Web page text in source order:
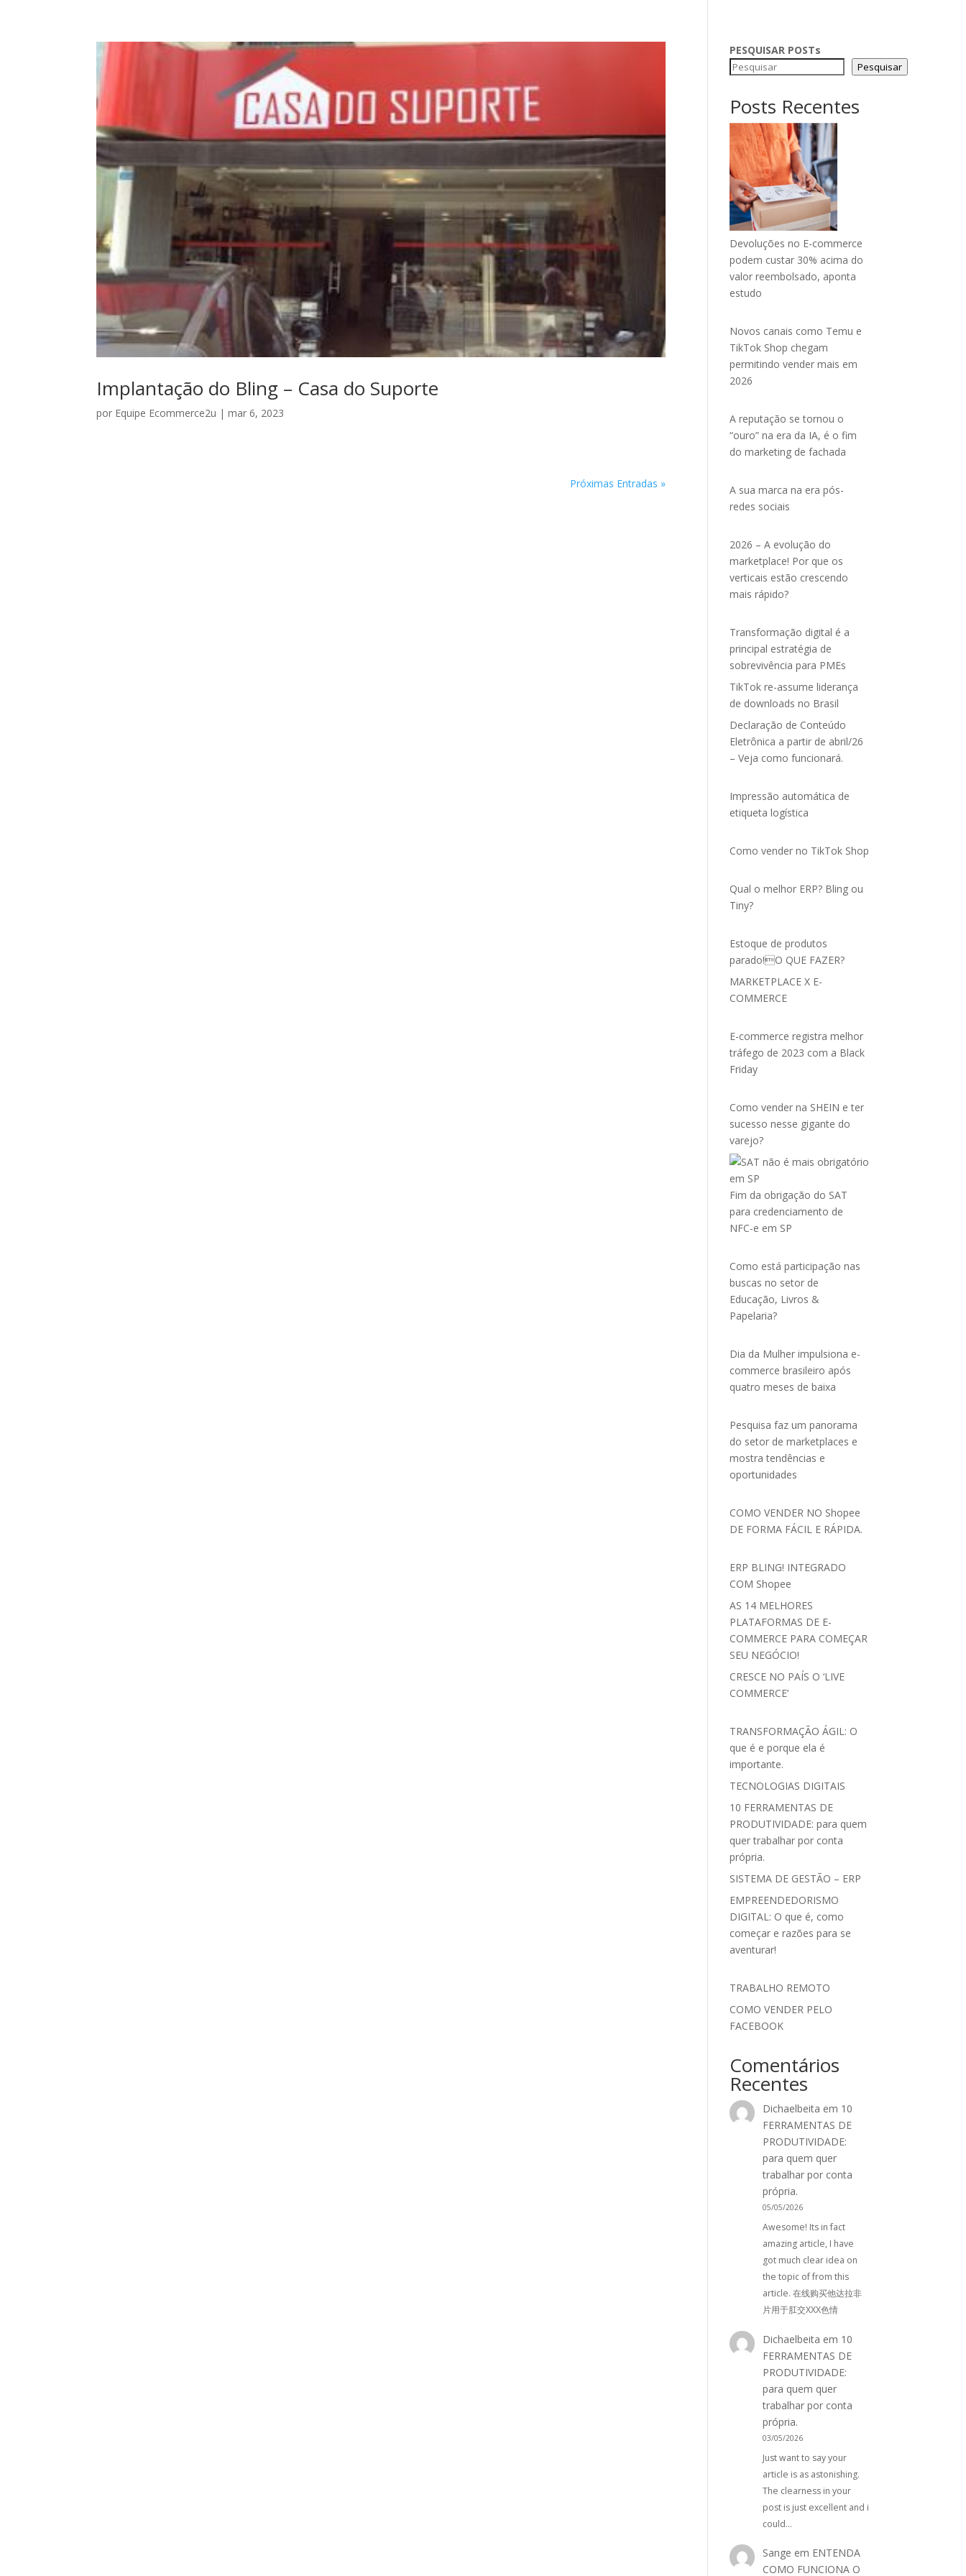
Implantação do Bling – Casa do Suporte
por Equipe Ecommerce2u |mar 6, 2023
Próximas Entradas »
PESQUISAR POSTs
Pesquisar
Posts Recentes
Devoluções no E-commerce
podem custar 30% acima do
valor reembolsado, aponta
estudo
Novos canais como Temu e
TikTok Shop chegam
permitindo vender mais em
2026
A reputação se tornou o
“ouro” na era da IA, é o fim
do marketing de fachada
A sua marca na era pós-
redes sociais
2026 – A evolução do
marketplace! Por que os
verticais estão crescendo
mais rápido?
Transformação digital é a
principal estratégia de
sobrevivência para PMEs
TikTok re-assume liderança
de downloads no Brasil
Declaração de Conteúdo
Eletrônica a partir de abril/26
– Veja como funcionará.
Impressão automática de
etiqueta logística
Como vender no TikTok Shop
Qual o melhor ERP? Bling ou
Tiny?
Estoque de produtos
parado!O QUE FAZER?
MARKETPLACE X E-
COMMERCE
E-commerce registra melhor
tráfego de 2023 com a Black
Friday
Como vender na SHEIN e ter
sucesso nesse gigante do
varejo?
Fim da obrigação do SAT
para credenciamento de
NFC-e em SP
Como está participação nas
buscas no setor de
Educação, Livros &
Papelaria?
Dia da Mulher impulsiona e-
commerce brasileiro após
quatro meses de baixa
Pesquisa faz um panorama
do setor de marketplaces e
mostra tendências e
oportunidades
COMO VENDER NO Shopee
DE FORMA FÁCIL E RÁPIDA.
ERP BLING! INTEGRADO
COM Shopee
AS 14 MELHORES
PLATAFORMAS DE E-
COMMERCE PARA COMEÇAR
SEU NEGÓCIO!
CRESCE NO PAÍS O ‘LIVE
COMMERCE’
TRANSFORMAÇÃO ÁGIL: O
que é e porque ela é
importante.
TECNOLOGIAS DIGITAIS
10 FERRAMENTAS DE
PRODUTIVIDADE: para quem
quer trabalhar por conta
própria.
SISTEMA DE GESTÃO – ERP
EMPREENDEDORISMO
DIGITAL: O que é, como
começar e razões para se
aventurar!
TRABALHO REMOTO
COMO VENDER PELO
FACEBOOK
Comentários
Recentes
Dichaelbeita em 10
FERRAMENTAS DE
PRODUTIVIDADE:
para quem quer
trabalhar por conta
própria.
05/05/2026
Awesome! Its in fact
amazing article, I have
got much clear idea on
the topic of from this
article. 在线购买他达拉非
片用于肛交XXX色情
Dichaelbeita em 10
FERRAMENTAS DE
PRODUTIVIDADE:
para quem quer
trabalhar por conta
própria.
03/05/2026
Just want to say your
article is as astonishing.
The clearness in your
post is just excellent and i
could…
Sange em ENTENDA
COMO FUNCIONA O